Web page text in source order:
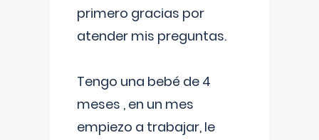
primero gracias por
atender mis preguntas.
Tengo una bebé de 4
meses , en un mes
empiezo a trabajar, le